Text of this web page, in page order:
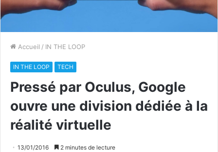
Accueil / IN THE LOOP
IN THE LOOP TECH
Pressé par Oculus, Google
ouvre une division dédiée à la
réalité virtuelle
13/01/2016 2 minutes de lecture